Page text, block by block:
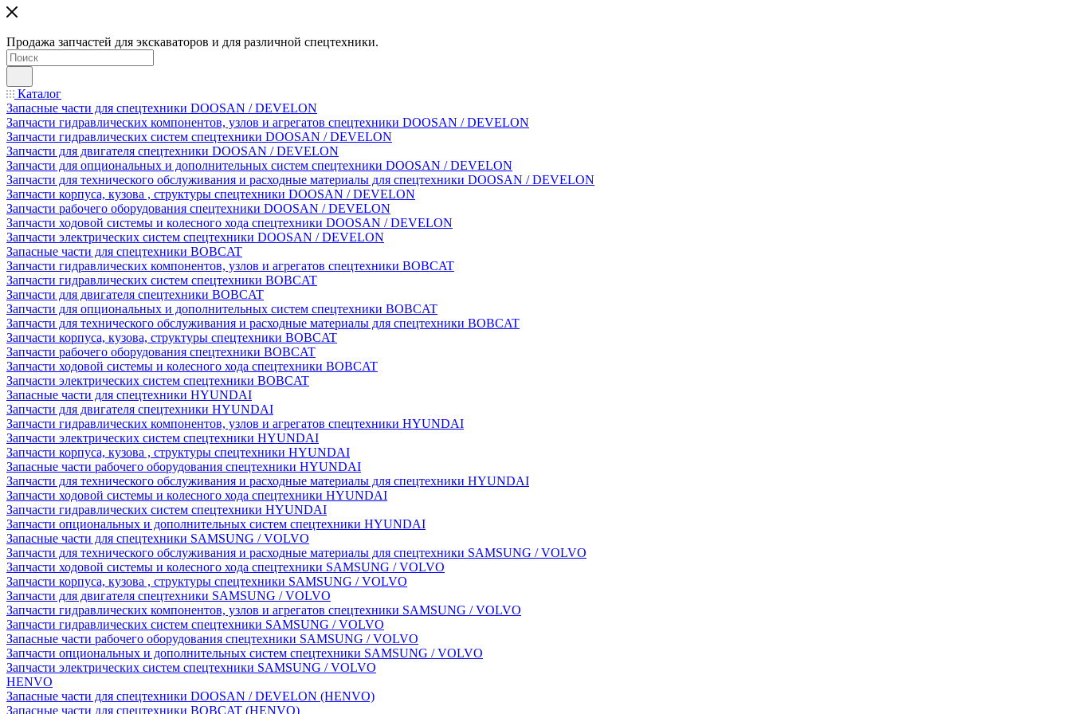
Продажа запчастей для экскаваторов и для различной спецтехники.
Каталог
Запасные части для спецтехники DOOSAN / DEVELON
Запчасти гидравлических компонентов, узлов и агрегатов спецтехники DOOSAN / DEVELON
Запчасти гидравлических систем спецтехники DOOSAN / DEVELON
Запчасти для двигателя спецтехники DOOSAN / DEVELON
Запчасти для опциональных и дополнительных систем спецтехники DOOSAN / DEVELON
Запчасти для технического обслуживания и расходные материалы для спецтехники DOOSAN / DEVELON
Запчасти корпуса, кузова , структуры спецтехники DOOSAN / DEVELON
Запчасти рабочего оборудования спецтехники DOOSAN / DEVELON
Запчасти ходовой системы и колесного хода спецтехники DOOSAN / DEVELON
Запчасти электрических систем спецтехники DOOSAN / DEVELON
Запасные части для спецтехники BOBCAT
Запчасти гидравлических компонентов, узлов и агрегатов спецтехники BOBCAT
Запчасти гидравлических систем спецтехники BOBCAT
Запчасти для двигателя спецтехники BOBCAT
Запчасти для опциональных и дополнительных систем спецтехники BOBCAT
Запчасти для технического обслуживания и расходные материалы для спецтехники BOBCAT
Запчасти корпуса, кузова, структуры спецтехники BOBCAT
Запчасти рабочего оборудования спецтехники BOBCAT
Запчасти ходовой системы и колесного хода спецтехники BOBCAT
Запчасти электрических систем спецтехники BOBCAT
Запасные части для спецтехники HYUNDAI
Запчасти для двигателя спецтехники HYUNDAI
Запчасти гидравлических компонентов, узлов и агрегатов спецтехники HYUNDAI
Запчасти электрических систем спецтехники HYUNDAI
Запчасти корпуса, кузова , структуры спецтехники HYUNDAI
Запасные части рабочего оборудования спецтехники HYUNDAI
Запчасти для технического обслуживания и расходные материалы для спецтехники HYUNDAI
Запчасти ходовой системы и колесного хода спецтехники HYUNDAI
Запчасти гидравлических систем спецтехники HYUNDAI
Запчасти опциональных и дополнительных систем спецтехники HYUNDAI
Запасные части для спецтехники SAMSUNG / VOLVO
Запчасти для технического обслуживания и расходные материалы для спецтехники SAMSUNG / VOLVO
Запчасти ходовой системы и колесного хода спецтехники SAMSUNG / VOLVO
Запчасти корпуса, кузова , структуры спецтехники SAMSUNG / VOLVO
Запчасти для двигателя спецтехники SAMSUNG / VOLVO
Запчасти гидравлических компонентов, узлов и агрегатов спецтехники SAMSUNG / VOLVO
Запчасти гидравлических систем спецтехники SAMSUNG / VOLVO
Запасные части рабочего оборудования спецтехники SAMSUNG / VOLVO
Запчасти опциональных и дополнительных систем спецтехники SAMSUNG / VOLVO
Запчасти электрических систем спецтехники SAMSUNG / VOLVO
HENVO
Запасные части для спецтехники DOOSAN / DEVELON (HENVO)
Запасные части для спецтехники BOBCAT (HENVO)